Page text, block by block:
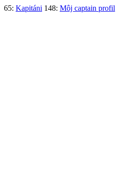
65: Kapitáni 148: Môj captain profil